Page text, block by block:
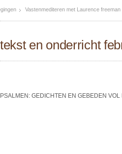
Vastenmediteren met Laurence freeman
tekst en onderricht
PSALMEN: GEDICHTEN EN GEBEDEN VOL